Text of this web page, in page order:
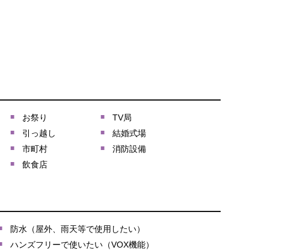
お祭り
TV局
引っ越し
結婚式場
市町村
消防設備
飲食店
防水（屋外、雨天等で使用したい）
ハンズフリーで使いたい（VOX機能）